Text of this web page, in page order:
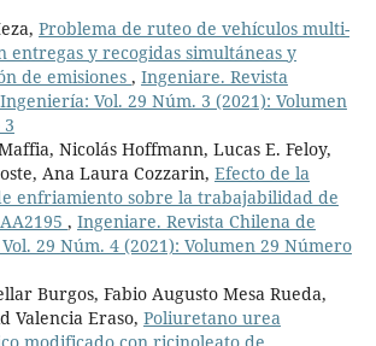
Problema de ruteo de vehículos multi-
entregas y recogidas simultáneas y
de emisiones , Ingeniare. Revista
Vol. 29 Núm. 3 (2021): Volumen
Nicolás Hoffmann, Lucas E. Feloy,
Ana Laura Cozzarin, Efecto de la
enfriamiento sobre la trabajabilidad de
, Ingeniare. Revista Chilena de
29 Núm. 4 (2021): Volumen 29 Número
Burgos, Fabio Augusto Mesa Rueda,
Valencia Eraso, Poliuretano urea
modificado con ricinoleato de